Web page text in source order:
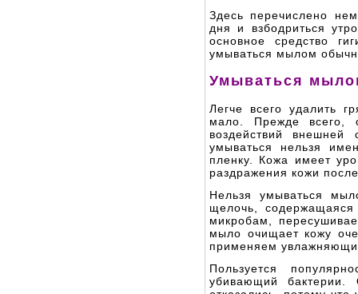
Здесь перечислено
дня и взбодриться
основное средство
умываться мылом
Умываться
Легче всего удалить
мало. Прежде всего,
воздействий
умываться нельзя
пленку. Кожа имеет
раздражения кожи
Нельзя умываться
щелочь,
микробам,
мыло очищает кожу
применяем
Пользуется
убивающий бактерии.